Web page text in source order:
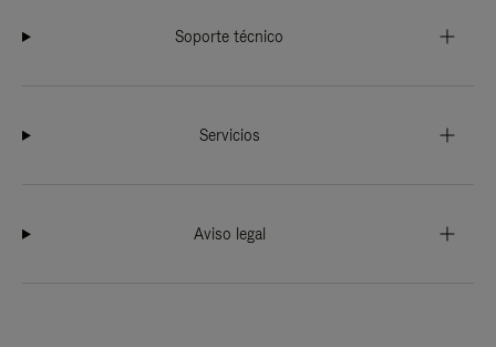
Soporte técnico
Servicios
Aviso legal